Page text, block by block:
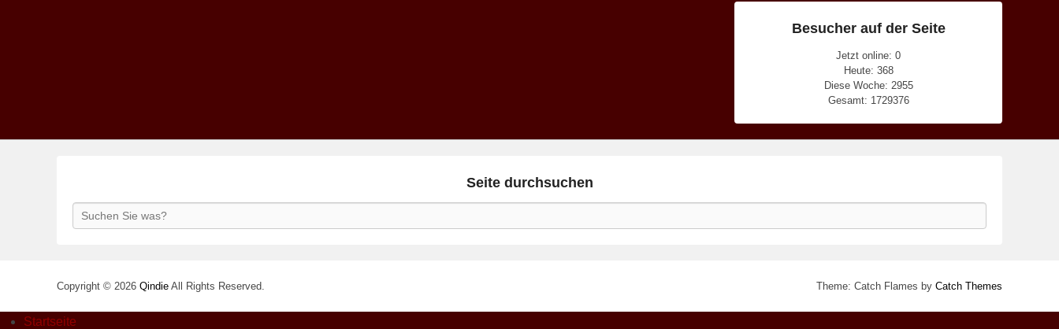
Besucher auf der Seite
Jetzt online: 0
Heute: 368
Diese Woche: 2955
Gesamt: 1729376
Seite durchsuchen
Search
Copyright © 2026 Qindie All Rights Reserved. Theme: Catch Flames by Catch Themes
Startseite